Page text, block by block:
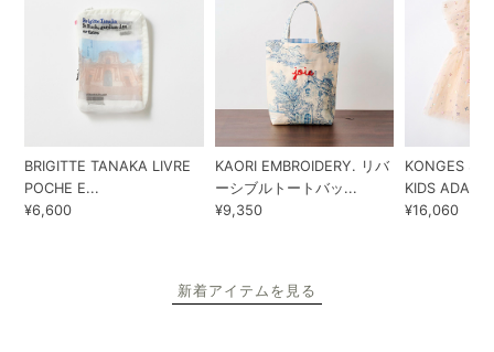
BRIGITTE TANAKA LIVRE
POCHE E...
¥6,600
KAORI EMBROIDERY. リバ
ーシブルトートバッ...
¥9,350
KONGES
KIDS ADA...
¥16,060
新着アイテムを見る